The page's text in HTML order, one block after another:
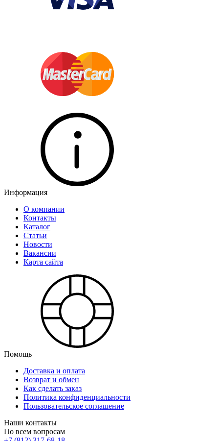
Информация
О компании
Контакты
Каталог
Статьи
Новости
Вакансии
Карта сайта
Помощь
Доставка и оплата
Возврат и обмен
Как сделать заказ
Политика конфиденциальности
Пользовательское соглашение
Наши контакты
По всем вопросам